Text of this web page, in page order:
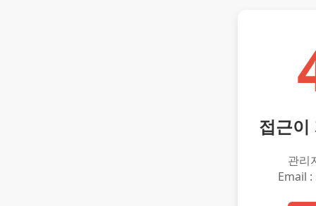
접근이
관리
Email